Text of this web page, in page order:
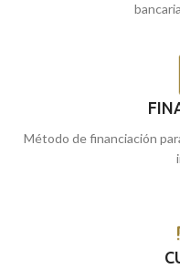
Método de financiación